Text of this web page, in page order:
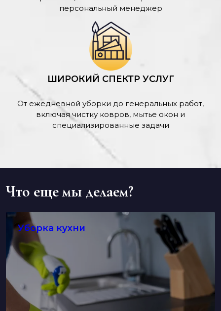
персональный менеджер
ШИРОКИЙ СПЕКТР УСЛУГ
От ежедневной уборки до генеральных работ,
включая чистку ковров, мытье окон и
специализированные задачи
Что еще мы делаем?
Уборка кухни